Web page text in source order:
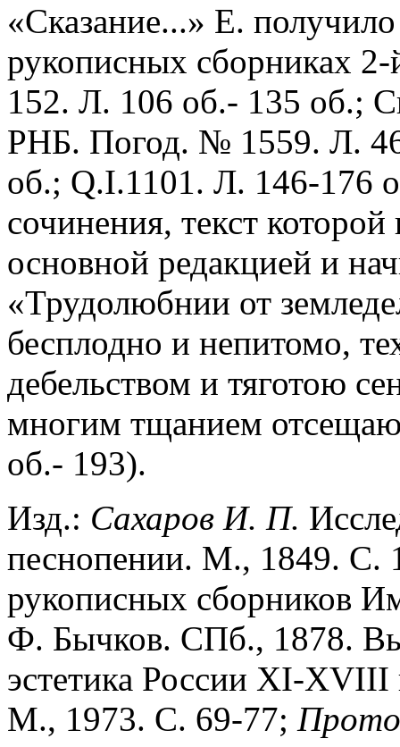
«Сказание...» Е.
рукописных сборниках
152. Л. 106 об.- 135 об.;
РНБ. Погод. № 1559. Л.
об.; Q.I.1101. Л. 146-176
сочинения, текст
основной редакцией и
«Трудолюбнии от
бесплодно и непитомо,
дебельством и тяготою
многим тщанием
об.- 193).
Изд.: Сахаров И. П.
песнопении. М., 1849. С.
рукописных сборников
Ф. Бычков. СПб., 1878.
эстетика России XI-
М., 1973. С. 69-77;